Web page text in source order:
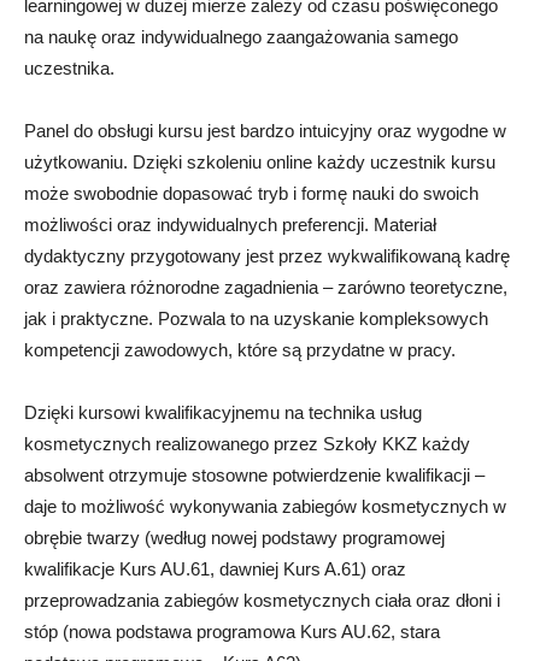
learningowej w dużej mierze zależy od czasu poświęconego
na naukę oraz indywidualnego zaangażowania samego
uczestnika.
Panel do obsługi kursu jest bardzo intuicyjny oraz wygodne w
użytkowaniu. Dzięki szkoleniu online każdy uczestnik kursu
może swobodnie dopasować tryb i formę nauki do swoich
możliwości oraz indywidualnych preferencji. Materiał
dydaktyczny przygotowany jest przez wykwalifikowaną kadrę
oraz zawiera różnorodne zagadnienia – zarówno teoretyczne,
jak i praktyczne. Pozwala to na uzyskanie kompleksowych
kompetencji zawodowych, które są przydatne w pracy.
Dzięki kursowi kwalifikacyjnemu na technika usług
kosmetycznych realizowanego przez Szkoły KKZ każdy
absolwent otrzymuje stosowne potwierdzenie kwalifikacji –
daje to możliwość wykonywania zabiegów kosmetycznych w
obrębie twarzy (według nowej podstawy programowej
kwalifikacje Kurs AU.61, dawniej Kurs A.61) oraz
przeprowadzania zabiegów kosmetycznych ciała oraz dłoni i
stóp (nowa podstawa programowa Kurs AU.62, stara